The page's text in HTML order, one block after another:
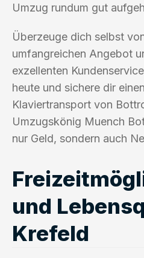
Umzug rundum gut
Überzeuge dich selbst
umfangreichen Angebot
exzellenten
heute und sichere dir
Klaviertransport von
Umzugskönig Muench
nur Geld, sondern auch
und
Krefeld